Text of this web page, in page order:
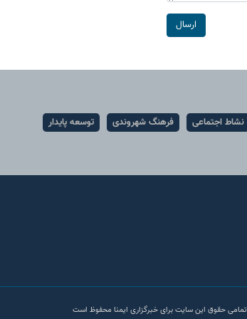
ارسال
نشاط اجتماعی فرهنگ شهروندی
توسعه پایدار
تمامی حقوق این سایت برای خبرگزاری ایمنا محفوظ است